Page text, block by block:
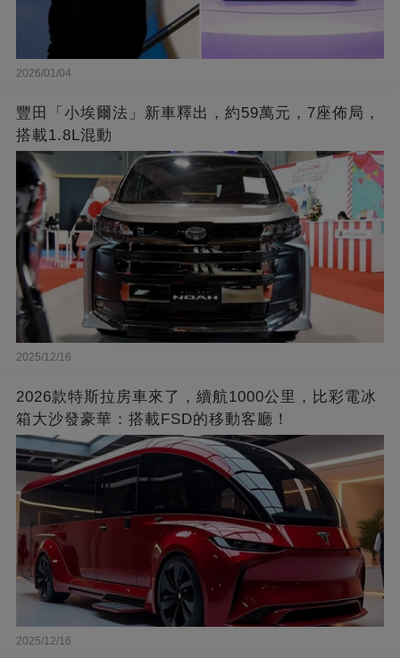
2026/01/04
豐田「小埃爾法」新車釋出，約59萬元，7座佈局，
搭載1.8L混動
2025/12/16
2026款特斯拉房車來了，續航1000公里，比彩電冰
箱大沙發豪華：搭載FSD的移動客廳！
2025/12/16